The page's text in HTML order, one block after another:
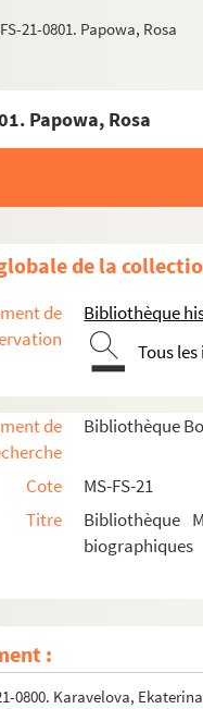
21-0801. Papowa, Rosa
Papowa, Rosa
de la
de
Bibliothèque
Tous
de
Bibliothèque
Cote
MS-FS-21
Titre
Bibliothèque
biographiques
:
par pays ou région du
0800. Karavelova, Ekaterina